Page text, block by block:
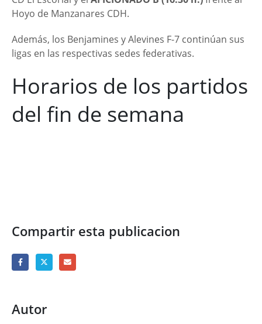
Hoyo de Manzanares CDH.
Además, los Benjamines y Alevines F-7 continúan sus
ligas en las respectivas sedes federativas.
Horarios de los partidos
del fin de semana
Compartir esta publicacion
Autor